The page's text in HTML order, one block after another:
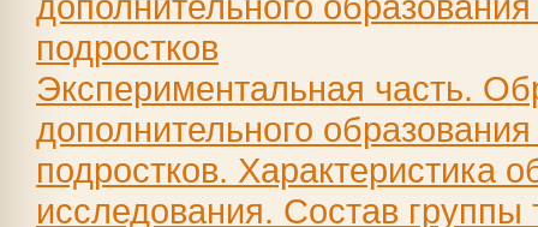
подростков
Экспериментальная часть.
дополнительного
подростков. Характеристика
исследования. Состав группы